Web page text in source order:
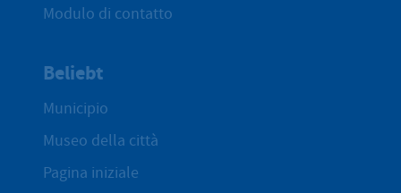
Modulo di contatto
Beliebt
Municipio
Museo della città
Pagina iniziale